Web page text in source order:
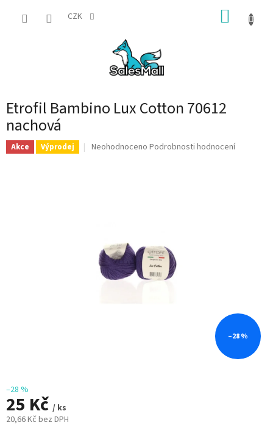
CZK
Etrofil Bambino Lux Cotton 70612
nachová
Akce Výprodej
Průměrné
Neohodnoceno Podrobnosti hodnocení
–28 %
–28 %
25 Kč / ks
20,66 Kč bez DPH